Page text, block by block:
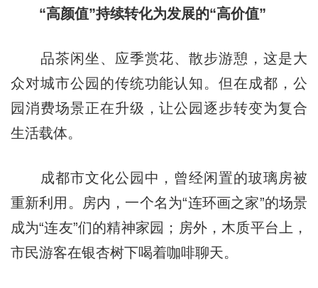
“高颜值”持续转化为发展的“高价值”
品茶闲坐、应季赏花、散步游憩，这是大
众对城市公园的传统功能认知。但在成都，公
园消费场景正在升级，让公园逐步转变为复合
生活载体。
成都市文化公园中，曾经闲置的玻璃房被
重新利用。房内，一个名为“连环画之家”的场景
成为“连友”们的精神家园；房外，木质平台上，
市民游客在银杏树下喝着咖啡聊天。